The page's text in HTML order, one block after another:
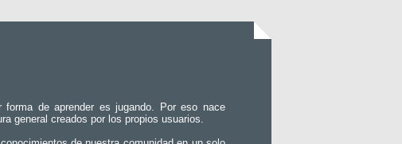
de aprender es jugando. Por eso nace
general creados por los propios usuarios.